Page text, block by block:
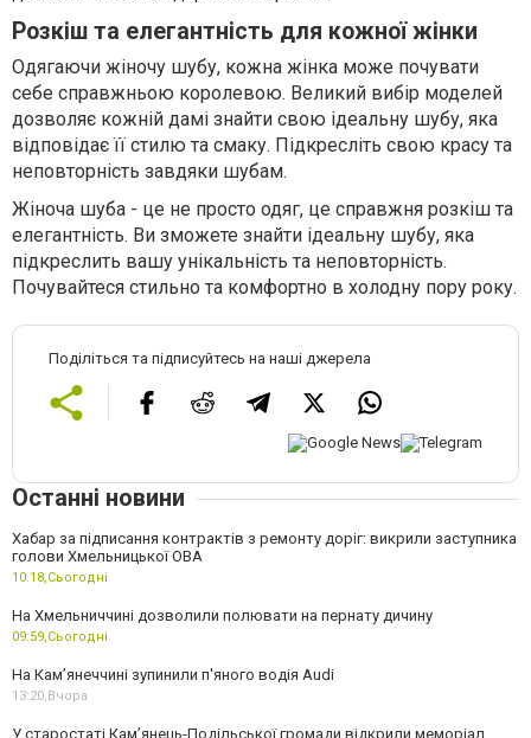
Розкіш та елегантність для кожної жінки
Одягаючи жіночу шубу, кожна жінка може почувати
себе справжньою королевою. Великий вибір моделей
дозволяє кожній дамі знайти свою ідеальну шубу, яка
відповідає її стилю та смаку. Підкресліть свою красу та
неповторність завдяки шубам.
Жіноча шуба - це не просто одяг, це справжня розкіш та
елегантність. Ви зможете знайти ідеальну шубу, яка
підкреслить вашу унікальність та неповторність.
Почувайтеся стильно та комфортно в холодну пору року.
Поділіться та підписуйтесь на наші джерела
Останні новини
Хабар за підписання контрактів з ремонту доріг: викрили заступника
голови Хмельницької ОВА
10:18,Сьогодні
На Хмельниччині дозволили полювати на пернату дичину
09:59,Сьогодні
На Камʼянеччині зупинили п'яного водія Audi
13:20,Вчора
У старостаті Кам’янець-Подільської громади відкрили меморіал